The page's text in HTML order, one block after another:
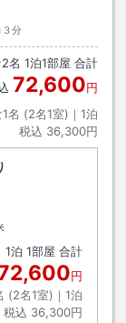
分
2名 1泊1部屋 合計
72,600円
名 (2名1室)｜ 1泊
税込 36,300円
1泊 1部屋 合計
円
(2名1室)｜ 1泊
税込 36,300円